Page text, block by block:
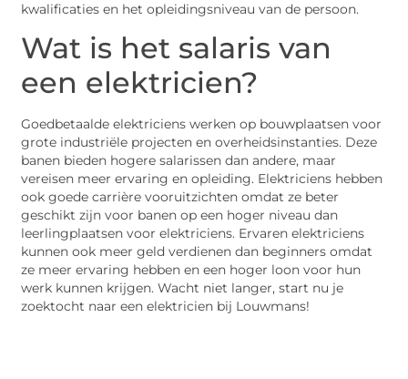
kwalificaties en het opleidingsniveau van de persoon.
Wat is het salaris van
een elektricien?
Goedbetaalde elektriciens werken op bouwplaatsen voor
grote industriële projecten en overheidsinstanties. Deze
banen bieden hogere salarissen dan andere, maar
vereisen meer ervaring en opleiding. Elektriciens hebben
ook goede carrière vooruitzichten omdat ze beter
geschikt zijn voor banen op een hoger niveau dan
leerlingplaatsen voor elektriciens. Ervaren elektriciens
kunnen ook meer geld verdienen dan beginners omdat
ze meer ervaring hebben en een hoger loon voor hun
werk kunnen krijgen. Wacht niet langer, start nu je
zoektocht naar een elektricien bij Louwmans!